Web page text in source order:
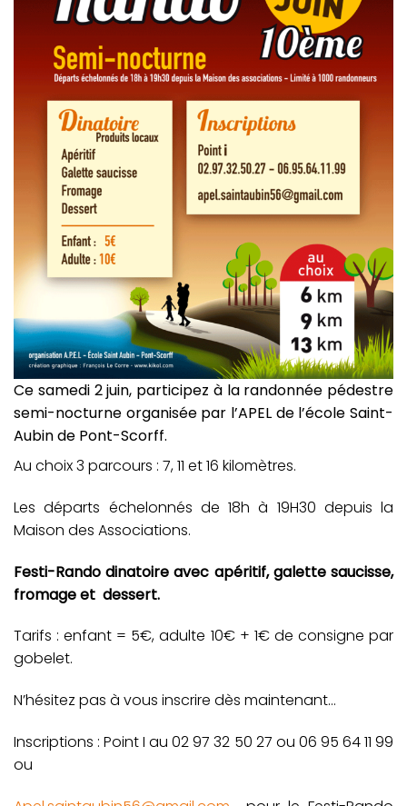
Ce samedi 2 juin, participez à la randonnée pédestre
semi-nocturne organisée par l’APEL de l’école Saint-
Aubin de Pont-Scorff.
Au choix 3 parcours : 7, 11 et 16 kilomètres.
Les départs échelonnés de 18h à 19H30 depuis la
Maison des Associations.
Festi-Rando dinatoire avec apéritif, galette saucisse,
fromage et dessert.
Tarifs : enfant = 5€, adulte 10€ + 1€ de consigne par
gobelet.
N’hésitez pas à vous inscrire dès maintenant…
Inscriptions : Point I au 02 97 32 50 27 ou 06 95 64 11 99
ou